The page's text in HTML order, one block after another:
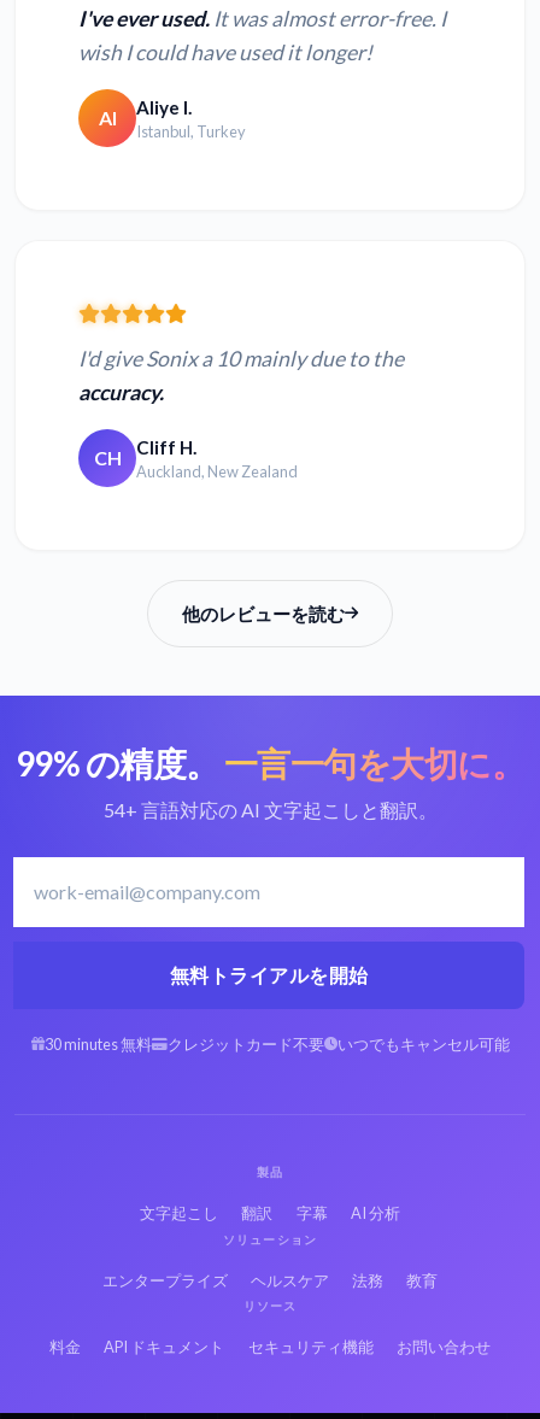
I've ever used. It was almost error-free. I
wish I could have used it longer!
AI Aliye I.
Istanbul, Turkey
I'd give Sonix a 10 mainly due to the
accuracy.
CH Cliff H.
Auckland, New Zealand
他のレビューを読む
99% の精度。 一言一句を大切に。
54+ 言語対応の AI 文字起こしと翻訳。
無料トライアルを開始
30 minutes 無料 クレジットカード不要 いつでもキャンセル可能
製品
文字起こし 翻訳 字幕 AI 分析
ソリューション
エンタープライズ ヘルスケア 法務 教育
リソース
料金 API ドキュメント セキュリティ機能 お問い合わせ